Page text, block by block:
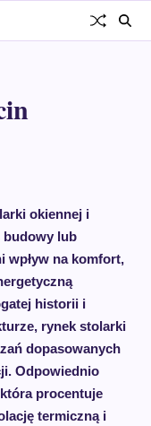
okiennej i
budowy lub
wpływ na komfort,
historii i
rynek stolarki
dopasowanych
Odpowiednio
procentuje
termiczną i